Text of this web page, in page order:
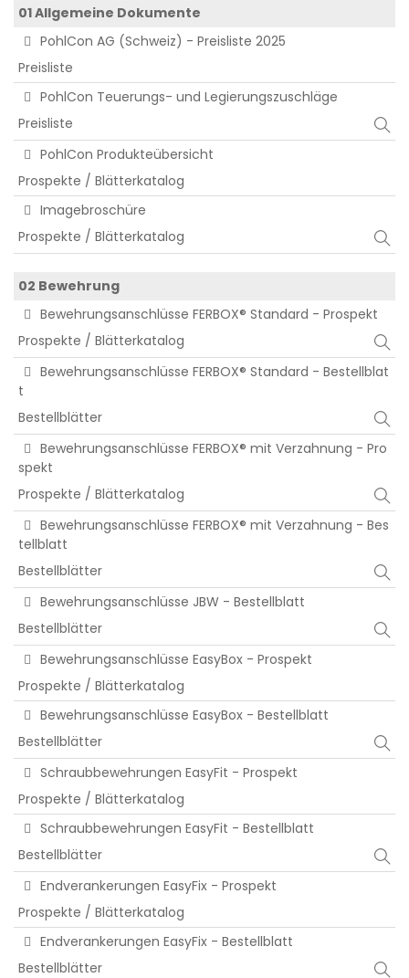
01 Allgemeine Dokumente
PohlCon AG (Schweiz) - Preisliste 2025
Preisliste
PohlCon Teuerungs- und Legierungszuschläge
Preisliste
PohlCon Produkteübersicht
Prospekte / Blätterkatalog
Imagebroschüre
Prospekte / Blätterkatalog
02 Bewehrung
Bewehrungsanschlüsse FERBOX® Standard - Prospekt
Prospekte / Blätterkatalog
Bewehrungsanschlüsse FERBOX® Standard - Bestellblat
t
Bestellblätter
Bewehrungsanschlüsse FERBOX® mit Verzahnung - Pro
spekt
Prospekte / Blätterkatalog
Bewehrungsanschlüsse FERBOX® mit Verzahnung - Bes
tellblatt
Bestellblätter
Bewehrungsanschlüsse JBW - Bestellblatt
Bestellblätter
Bewehrungsanschlüsse EasyBox - Prospekt
Prospekte / Blätterkatalog
Bewehrungsanschlüsse EasyBox - Bestellblatt
Bestellblätter
Schraubbewehrungen EasyFit - Prospekt
Prospekte / Blätterkatalog
Schraubbewehrungen EasyFit - Bestellblatt
Bestellblätter
Endverankerungen EasyFix - Prospekt
Prospekte / Blätterkatalog
Endverankerungen EasyFix - Bestellblatt
Bestellblätter